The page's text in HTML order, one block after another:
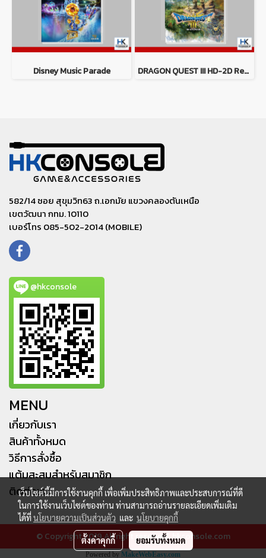
Disney Music Parade DRAGON QUEST III HD-2D Remake
582/14 ซอย สุขุมวิท63 ถ.เอกมัย แขวงคลองตันเหนือ
เขตวัฒนา กทม. 10110
เบอร์โทร 085-502-2014 (MOBILE)
@hkconsole
MENU
เกี่ยวกับเรา
สินค้าทั้งหมด
วิธีการสั่งซื้อ
แต้มสะสมสำหรับสมาชิก
ติดต่อเรา
© Copyright 2019 All right reserved. hkconsole.com
Powered by MakeWebEasy.com
เว็บไซต์นี้มีการใช้งานคุกกี้ เพื่อเพิ่มประสิทธิภาพและประสบการณ์ที่ดี
ในการใช้งานเว็บไซต์ของท่าน ท่านสามารถอ่านรายละเอียดเพิ่มเติม
ได้ที่นโยบายความเป็นส่วนตัว และ นโยบายคุกกี้
ตั้งค่าคุกกี้ ยอมรับทั้งหมด